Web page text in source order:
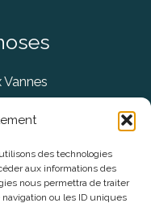
des technologies
aux informations des
nous permettra de traiter
ou les ID uniques